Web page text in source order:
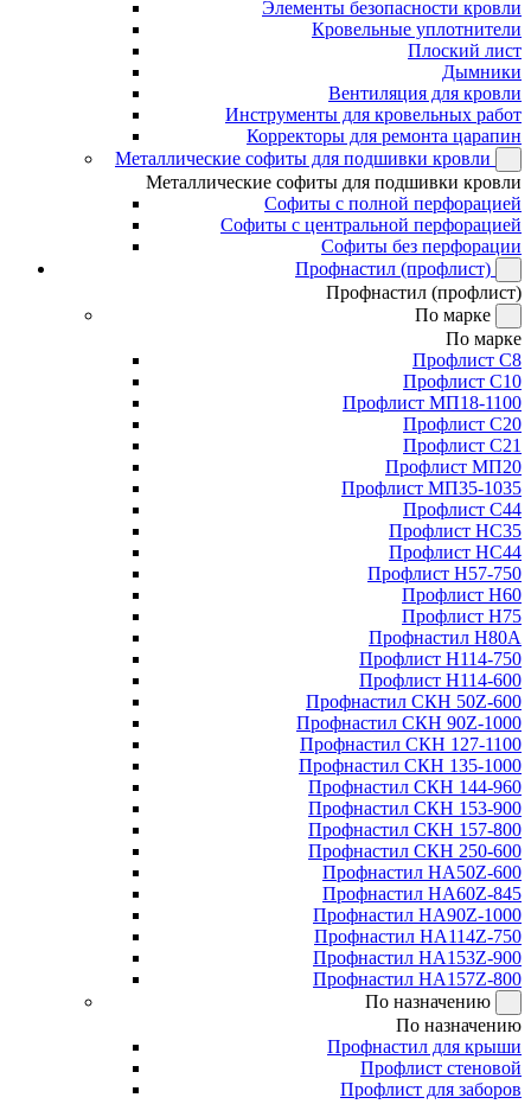
Элементы безопасности кровли
Кровельные уплотнители
Плоский лист
Дымники
Вентиляция для кровли
Инструменты для кровельных работ
Корректоры для ремонта царапин
Металлические софиты для подшивки кровли
Металлические софиты для подшивки кровли
Софиты с полной перфорацией
Софиты с центральной перфорацией
Софиты без перфорации
Профнастил (профлист)
Профнастил (профлист)
По марке
По марке
Профлист С8
Профлист С10
Профлист МП18-1100
Профлист С20
Профлист С21
Профлист МП20
Профлист МП35-1035
Профлист С44
Профлист НС35
Профлист НС44
Профлист Н57-750
Профлист Н60
Профлист Н75
Профнастил Н80А
Профлист Н114-750
Профлист Н114-600
Профнастил СКН 50Z-600
Профнастил СКН 90Z-1000
Профнастил СКН 127-1100
Профнастил СКН 135-1000
Профнастил СКН 144-960
Профнастил СКН 153-900
Профнастил СКН 157-800
Профнастил СКН 250-600
Профнастил НА50Z-600
Профнастил НА60Z-845
Профнастил НА90Z-1000
Профнастил НА114Z-750
Профнастил НА153Z-900
Профнастил НА157Z-800
По назначению
По назначению
Профнастил для крыши
Профлист стеновой
Профлист для заборов